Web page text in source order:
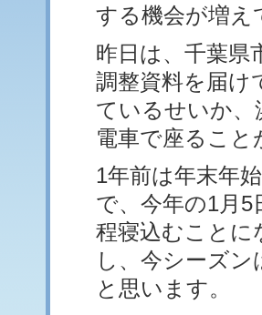
する機会が増え
昨日は、千葉県
調整資料を届け
ているせいか、
電車で座るこ
1年前は年末年
で、今年の1月5
程寝込むことに
し、今シーズ
と思います。